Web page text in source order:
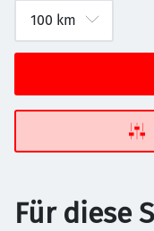
Für diese